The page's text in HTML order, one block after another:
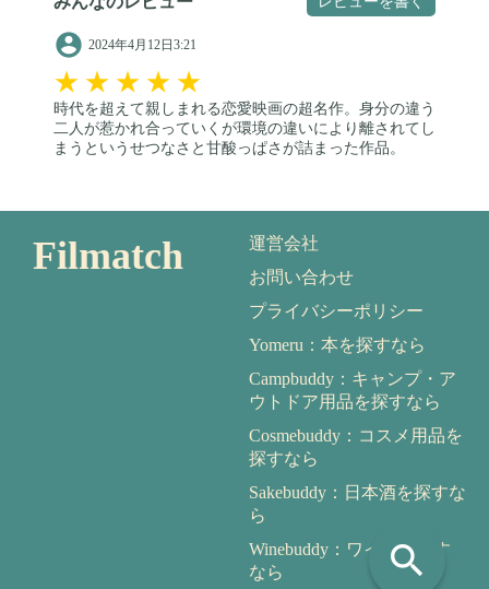
2024年4月12日3:21
★ ★ ★ ★ ★
時代を超えて親しまれる恋愛映画の超名作。身分の違う
二人が惹かれ合っていくが環境の違いにより離されてし
まうというせつなさと甘酸っぱさが詰まった作品。
search
Filmatch
運営会社
お問い合わせ
プライバシーポリシー
Yomeru：本を探すなら
Campbuddy：キャンプ・ア
ウトドア用品を探すなら
Cosmebuddy：コスメ用品を
探すなら
Sakebuddy：日本酒を探すな
ら
Winebuddy：ワインを探す
なら